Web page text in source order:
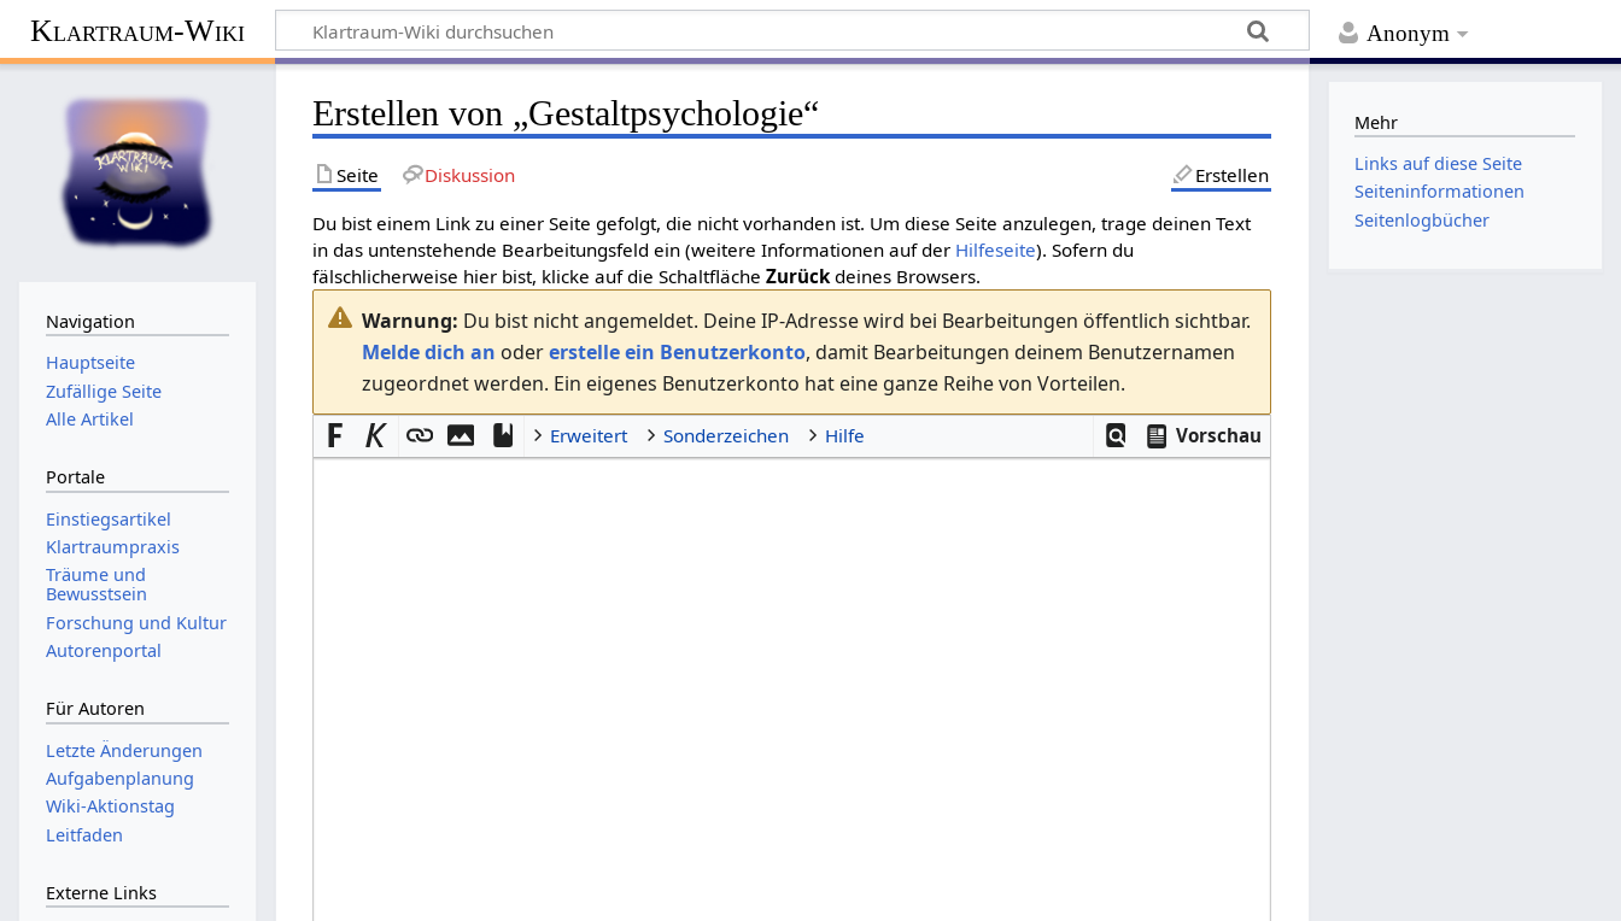
Anonym
Klartraum-Wiki
Erstellen von „Gestaltpsychologie“
Seite Diskussion Erstellen
Du bist einem Link zu einer Seite gefolgt, die nicht vorhanden ist. Um diese Seite anzulegen, trage deinen Text
in das untenstehende Bearbeitungsfeld ein (weitere Informationen auf der Hilfeseite). Sofern du
fälschlicherweise hier bist, klicke auf die SchaltflächeZurück deines Browsers.
Warnung: Du bist nicht angemeldet. Deine IP-Adresse wird bei Bearbeitungen öffentlich sichtbar.
Melde dich an odererstelle ein Benutzerkonto, damit Bearbeitungen deinem Benutzernamen
zugeordnet werden. Ein eigenes Benutzerkonto hat eine ganze Reihe von Vorteilen.
Vorschau
Erweitert Sonderzeichen Hilfe
Navigation
Hauptseite
Zufällige Seite
Alle Artikel
Portale
Einstiegsartikel
Klartraumpraxis
Träume und
Bewusstsein
Forschung und Kultur
Autorenportal
Für Autoren
Letzte Änderungen
Aufgabenplanung
Wiki-Aktionstag
Leitfaden
Externe Links
Mehr
Links auf diese Seite
Seiten­­informationen
Seitenlogbücher